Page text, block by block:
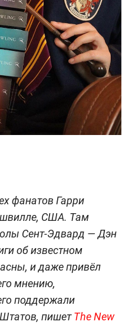
фанатов Гарри
США. Там
Сент-Эдвард — Дэн
об известном
и даже привёл
мнению,
поддержали
пишетThe New